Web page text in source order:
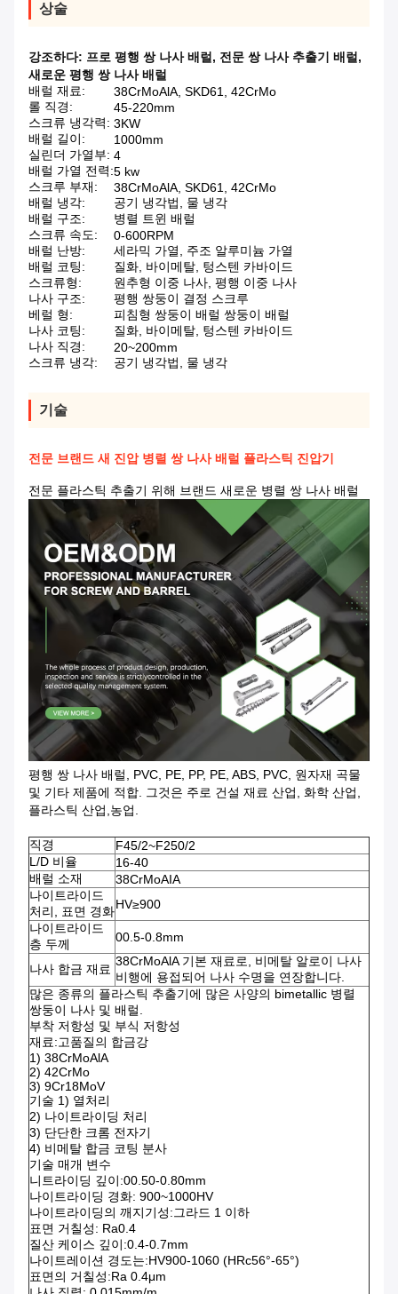
상술
강조하다: 프로 평행 쌍 나사 배럴, 전문 쌍 나사 추출기 배럴,
새로운 평행 쌍 나사 배럴
배럴 재료:
38CrMoAlA, SKD61, 42CrMo
롤 직경:
45-220mm
스크류 냉각력: 3KW
배럴 길이:
1000mm
실린더 가열부: 4
배럴 가열 전력:5 kw
스크루 부재:
38CrMoAlA, SKD61, 42CrMo
배럴 냉각:
공기 냉각법, 물 냉각
배럴 구조:
병렬 트윈 배럴
스크류 속도:
0-600RPM
배럴 난방:
세라믹 가열, 주조 알루미늄 가열
배럴 코팅:
질화, 바이메탈, 텅스텐 카바이드
스크류형:
원추형 이중 나사, 평행 이중 나사
나사 구조:
평행 쌍둥이 결정 스크루
베럴 형:
피침형 쌍둥이 배럴 쌍둥이 배럴
나사 코팅:
질화, 바이메탈, 텅스텐 카바이드
나사 직경:
20~200mm
스크류 냉각:
공기 냉각법, 물 냉각
기술
전문 브랜드 새 진압 병렬 쌍 나사 배럴 플라스틱 진압기
전문 플라스틱 추출기 위해 브랜드 새로운 병렬 쌍 나사 배럴
평행 쌍 나사 배럴, PVC, PE, PP, PE, ABS, PVC, 원자재 곡물
및 기타 제품에 적합. 그것은 주로 건설 재료 산업, 화학 산업,
플라스틱 산업,농업.
직경
F45/2~F250/2
L/D 비율
16-40
배럴 소재
38CrMoAIA
나이트라이드
처리, 표면 경화HV≥900
나이트라이드
층 두께
00.5-0.8mm
나사 합금 재료
38CrMoAlA 기본 재료로, 비메탈 알로이 나사
비행에 용접되어 나사 수명을 연장합니다.
많은 종류의 플라스틱 추출기에 많은 사양의 bimetallic 병렬
쌍둥이 나사 및 배럴.
부착 저항성 및 부식 저항성
재료:고품질의 합금강
1) 38CrMoAlA
2) 42CrMo
3) 9Cr18MoV
기술 1) 열처리
2) 나이트라이딩 처리
3) 단단한 크롬 전자기
4) 비메탈 합금 코팅 분사
기술 매개 변수
니트라이딩 깊이:00.50-0.80mm
나이트라이딩 경화: 900~1000HV
나이트라이딩의 깨지기성:그라드 1 이하
표면 거칠성: Ra0.4
질산 케이스 깊이:0.4-0.7mm
나이트레이션 경도는:HV900-1060 (HRc56°-65°)
표면의 거칠성:Ra 0.4μm